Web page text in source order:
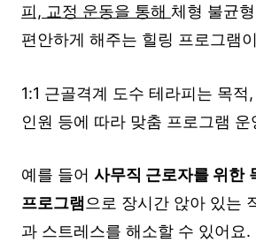
피, 교정 운동을 통해 체형 불균
편안하게 해주는 힐링 프로그램
1:1 근골격계 도수 테라피는 목적
인원 등에 따라 맞춤 프로그램
예를 들어 사무직 근로자를 위한
프로그램으로 장시간 앉아 있는
과 스트레스를 해소할 수 있어요.